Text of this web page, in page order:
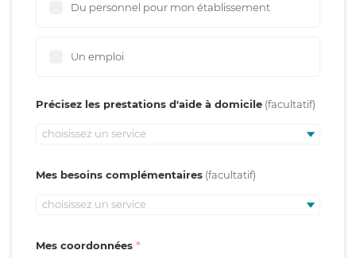
Du personnel pour mon établissement
Un emploi
Précisez les prestations d'aide à domicile
choisissez un service
Mes besoins complémentaires
choisissez un service
Mes coordonnées